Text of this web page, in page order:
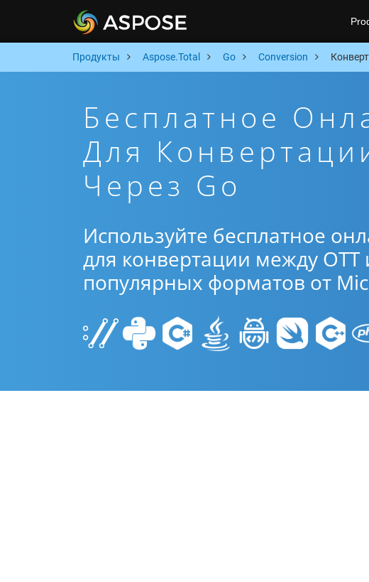
Продукты Aspose.Total Go Conversion
Бесплатное
Для
Через Go
Используйте бесплатное
для конвертации между OTT
популярных форматов от